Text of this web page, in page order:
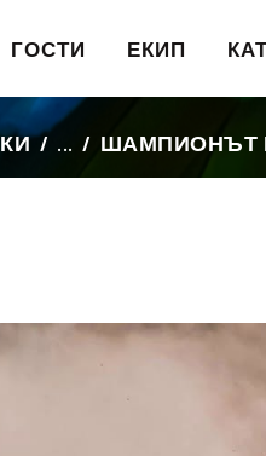
ГОСТИ ЕКИП
... ШАМПИОНЪТ